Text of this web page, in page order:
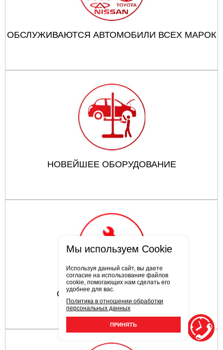
ОБСЛУЖИВАЮТСЯ АВТОМОБИЛИ ВСЕХ МАРОК
НОВЕЙШЕЕ ОБОРУДОВАНИЕ
ОПЫТНЫЕ СОТРУДНИКИ
Мы используем Cookie
Используя данный сайт, вы даете
согласие на использование файлов
cookie, помогающих нам сделать его
удобнее для вас.
Политика в отношении обработки
персональных данных
ПРИНЯТЬ